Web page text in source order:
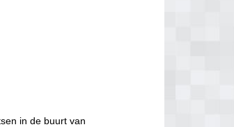
in de buurt van